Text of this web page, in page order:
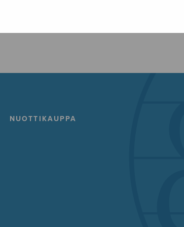
NUOTTIKAUPPA